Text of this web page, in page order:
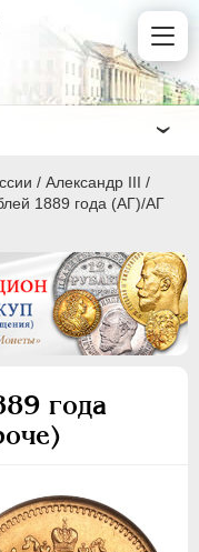
/ Александр III /
1889 года (АГ)/АГ
года